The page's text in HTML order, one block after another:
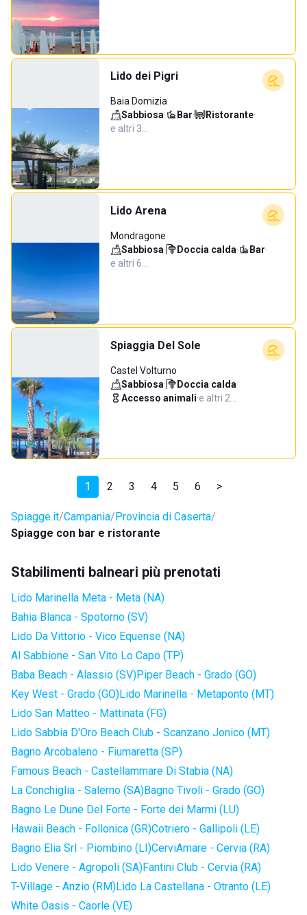
Lido dei Pigri
Baia Domizia
Sabbiosa· Bar· Ristorante·
e altri 3…
Lido Arena
Mondragone
Sabbiosa· Doccia calda· Bar·
e altri 6…
Spiaggia Del Sole
Castel Volturno
Sabbiosa· Doccia calda·
Accesso animali·e altri 2…
1 2 3 4 5 6 >
Spiagge.it Campania Provincia di Caserta
Spiagge con bar e ristorante
Stabilimenti balneari più prenotati
Lido Marinella Meta - Meta (NA)
Bahia Blanca - Spotorno (SV)
Lido Da Vittorio - Vico Equense (NA)
Al Sabbione - San Vito Lo Capo (TP)
Baba Beach - Alassio (SV)Piper Beach - Grado (GO)
Key West - Grado (GO)Lido Marinella - Metaponto (MT)
Lido San Matteo - Mattinata (FG)
Lido Sabbia D'Oro Beach Club - Scanzano Jonico (MT)
Bagno Arcobaleno - Fiumaretta (SP)
Famous Beach - Castellammare Di Stabia (NA)
La Conchiglia - Salerno (SA)Bagno Tivoli - Grado (GO)
Bagno Le Dune Del Forte - Forte dei Marmi (LU)
Hawaii Beach - Follonica (GR)Cotriero - Gallipoli (LE)
Bagno Elia Srl - Piombino (LI)CerviAmare - Cervia (RA)
Lido Venere - Agropoli (SA)Fantini Club - Cervia (RA)
T-Village - Anzio (RM)Lido La Castellana - Otranto (LE)
White Oasis - Caorle (VE)